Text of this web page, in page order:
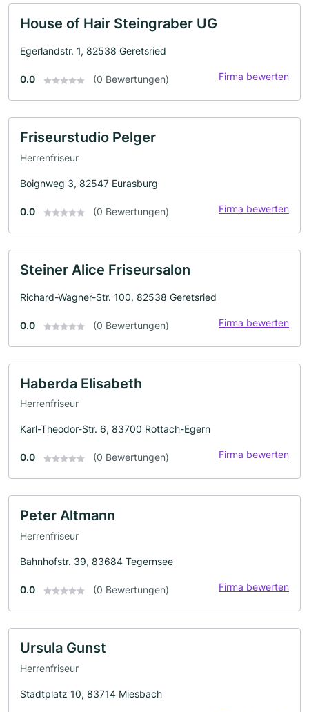
House of Hair Steingraber UG
Egerlandstr. 1, 82538 Geretsried
0.0 (0 Bewertungen) Firma bewerten
Friseurstudio Pelger
Herrenfriseur
Boignweg 3, 82547 Eurasburg
0.0 (0 Bewertungen) Firma bewerten
Steiner Alice Friseursalon
Richard-Wagner-Str. 100, 82538 Geretsried
0.0 (0 Bewertungen) Firma bewerten
Haberda Elisabeth
Herrenfriseur
Karl-Theodor-Str. 6, 83700 Rottach-Egern
0.0 (0 Bewertungen) Firma bewerten
Peter Altmann
Herrenfriseur
Bahnhofstr. 39, 83684 Tegernsee
0.0 (0 Bewertungen) Firma bewerten
Ursula Gunst
Herrenfriseur
Stadtplatz 10, 83714 Miesbach